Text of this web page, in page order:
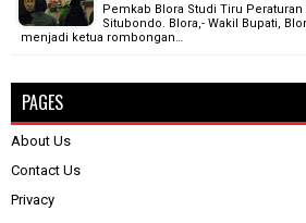
Pemkab Blora Studi Tiru Peraturan
Situbondo. Blora,- Wakil Bupati,
menjadi ketua rombongan…
PAGES
About Us
Contact Us
Privacy